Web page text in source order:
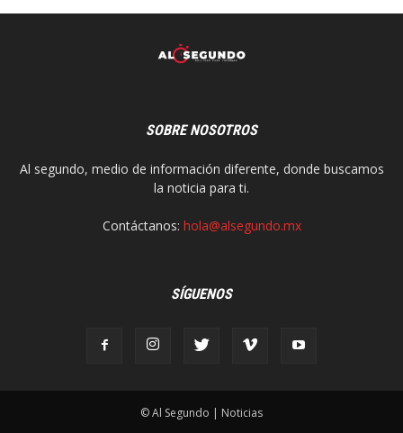
SOBRE NOSOTROS
Al segundo, medio de información diferente, donde buscamos
la noticia para ti.
Contáctanos: hola@alsegundo.mx
SÍGUENOS
© Al Segundo | Noticias